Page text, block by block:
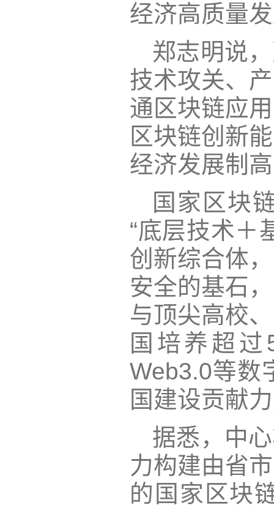
经济高质量
郑志明说
技术攻关、
通区块链应
区块链创新
经济发展制
国家区块
“底层技术＋
创新综合体
安全的基石
与顶尖高校
国培养超
Web3.0等数
国建设贡献
据悉，中
力构建由省
的国家区块